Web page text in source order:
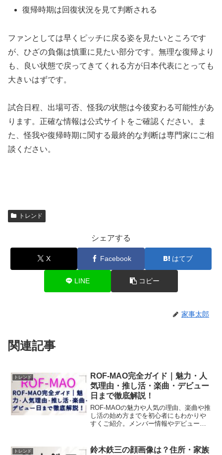
復帰時期は回復状況を見て判断される
ファンとしては早くピッチに戻る姿を見たいところです
が、ひざの負傷は慎重に見たい部分です。無理な復帰より
も、良い状態で戻ってきてくれる方が日本代表にとっても
大きいはずです。
試合日程、出場可否、怪我の状態は今後変わる可能性があ
ります。正確な情報は公式サイトをご確認ください。ま
た、怪我や復帰時期に関する最終的な判断は専門家にご相
談ください。
トレンド
シェアする
X Facebook はてブ
LINE コピー
家事太郎
関連記事
トレンド
ROF-MAO完全ガイド｜魅力・人
気理由・推し活・楽曲・デビュー
日まで徹底解説！
ROF-MAOの魅力や人気の理由、楽曲や推
し活の始め方までを初心者にもわかりや
すくご紹介。メンバー情報やデビュー
トレンド
鈴木鉄三の顔画像は？住所・家族